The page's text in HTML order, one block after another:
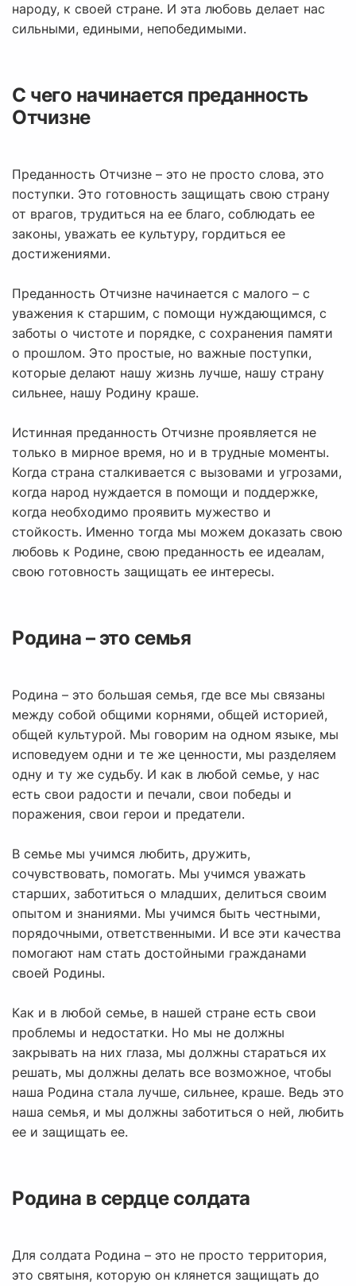
народу, к своей стране. И эта любовь делает нас
сильными, едиными, непобедимыми.
С чего начинается преданность
Отчизне
Преданность Отчизне – это не просто слова, это
поступки. Это готовность защищать свою страну
от врагов, трудиться на ее благо, соблюдать ее
законы, уважать ее культуру, гордиться ее
достижениями.
Преданность Отчизне начинается с малого – с
уважения к старшим, с помощи нуждающимся, с
заботы о чистоте и порядке, с сохранения памяти
о прошлом. Это простые, но важные поступки,
которые делают нашу жизнь лучше, нашу страну
сильнее, нашу Родину краше.
Истинная преданность Отчизне проявляется не
только в мирное время, но и в трудные моменты.
Когда страна сталкивается с вызовами и угрозами,
когда народ нуждается в помощи и поддержке,
когда необходимо проявить мужество и
стойкость. Именно тогда мы можем доказать свою
любовь к Родине, свою преданность ее идеалам,
свою готовность защищать ее интересы.
Родина – это семья
Родина – это большая семья, где все мы связаны
между собой общими корнями, общей историей,
общей культурой. Мы говорим на одном языке, мы
исповедуем одни и те же ценности, мы разделяем
одну и ту же судьбу. И как в любой семье, у нас
есть свои радости и печали, свои победы и
поражения, свои герои и предатели.
В семье мы учимся любить, дружить,
сочувствовать, помогать. Мы учимся уважать
старших, заботиться о младших, делиться своим
опытом и знаниями. Мы учимся быть честными,
порядочными, ответственными. И все эти качества
помогают нам стать достойными гражданами
своей Родины.
Как и в любой семье, в нашей стране есть свои
проблемы и недостатки. Но мы не должны
закрывать на них глаза, мы должны стараться их
решать, мы должны делать все возможное, чтобы
наша Родина стала лучше, сильнее, краше. Ведь это
наша семья, и мы должны заботиться о ней, любить
ее и защищать ее.
Родина в сердце солдата
Для солдата Родина – это не просто территория,
это святыня, которую он клянется защищать до